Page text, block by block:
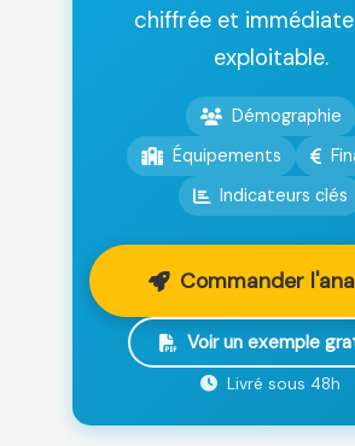
chiffrée et
exploitable.
Démographie
Équipements
Indicateurs clés
Commander
Voir un exemple
Livré sous 48h